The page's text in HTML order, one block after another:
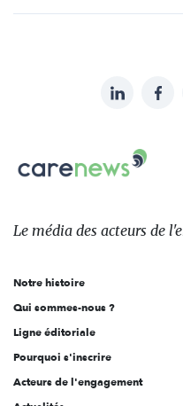
sur:
LinkedIn
Le
des
l'engagement
Le média des acteurs de
Notre histoire
Qui sommes-nous ?
Ligne éditoriale
Pourquoi s'inscrire
Acteurs de l'engagement